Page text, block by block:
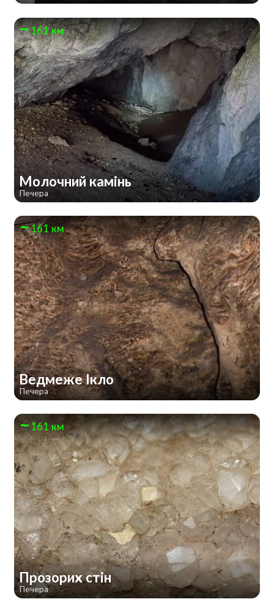
161 км
Молочний камінь
Печера
161 км
Ведмеже Ікло
Печера
161 км
Прозорих стін
Печера